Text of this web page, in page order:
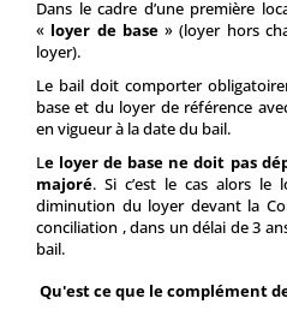
Dans le cadre d’une première
« loyer de base» (loyer hors
loyer).
Le bail doit comporter
base et du loyer de référence
en vigueur à la date du bail.
Le loyer de base ne doit pas
majoré. Si c’est le cas alors le
diminution du loyer devant la
conciliation , dans un délai de 3
bail.
Qu'est ce que le complément